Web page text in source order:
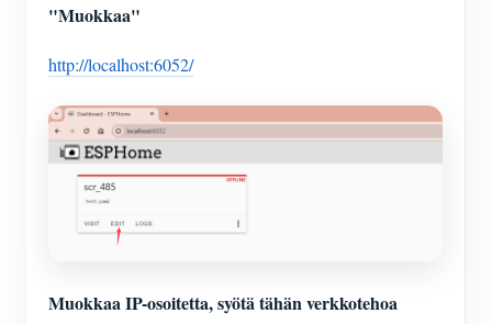
"Muokkaa"
http://localhost:6052/
Muokkaa IP-osoitetta, syötä tähän verkkotehoa